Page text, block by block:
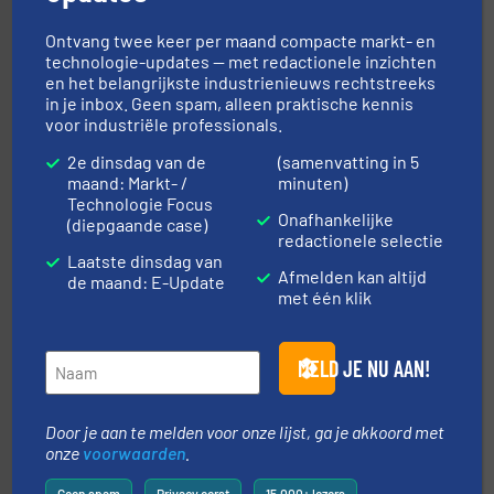
Dinnissen BV
Wereldwijd opererend specialist in innovatieve
procestechnologie en stortgoedtechnologie. “Trusted
by the best”.Meer info ➜
materialen. Meer info ➜
Ontvang twee keer per maand compacte markt- en
technologie-updates — met redactionele inzichten
en het belangrijkste industrienieuws rechtstreeks
in je inbox. Geen spam, alleen praktische kennis
voor industriële professionals.
2e dinsdag van de
maand: Markt- /
Technologie Focus
(diepgaande case)
Laatste dinsdag van
de maand: E-Update
(samenvatting in 5
minuten)
Onafhankelijke
redactionele selectie
Afmelden kan altijd
met één klik
MELD JE NU AAN!
Door je aan te melden voor onze lijst, ga je akkoord met
onze voorwaarden